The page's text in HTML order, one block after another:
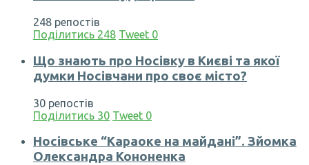
248 репостів
Поділитись 248 Tweet 0
Що знають про Носівку в Києві та якої
думки Носівчани про своє місто?
30 репостів
Поділитись 30 Tweet 0
Носівське “Караоке на майдані”. Зйомка
Олександра Кононенка